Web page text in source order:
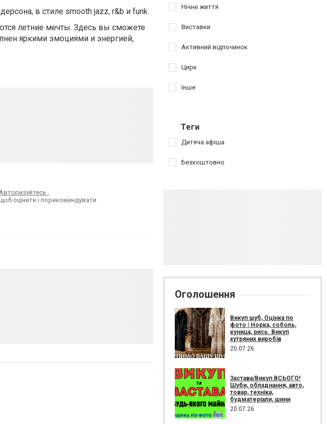
в стиле smooth jazz, r&b и funk.
летние мечты. Здесь вы сможете
яркими эмоциями и энергией,
,
оцінити і порекомендувати
Нічне життя
Виставки
Активний відпочинок
Цирк
Інше
Теги
Дитяча афіша
Безкоштовно
Оголошення
Викуп шуб, Оцінка по
фото | Норка, соболь,
куница, рись. Викуп
хутряних виробів
20.07.26
Застава/Викуп ВСЬОГО!
Шуби, обладнання, авто,
товар, техніка,
будматеріали, шини
20.07.26